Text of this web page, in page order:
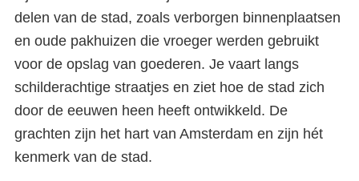
delen van de stad, zoals verborgen binnenplaatsen
en oude pakhuizen die vroeger werden gebruikt
voor de opslag van goederen. Je vaart langs
schilderachtige straatjes en ziet hoe de stad zich
door de eeuwen heen heeft ontwikkeld. De
grachten zijn het hart van Amsterdam en zijn hét
kenmerk van de stad.